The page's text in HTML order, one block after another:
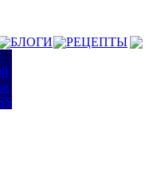
БЛОГИ
РЕЦЕПТЫ
::